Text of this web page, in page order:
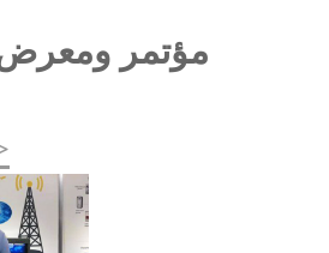
مؤتمر ومعرض